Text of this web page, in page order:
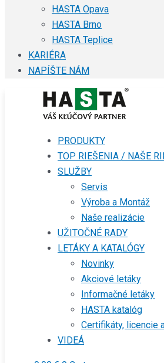
HASTA Opava
HASTA Brno
HASTA Teplice
KARIÉRA
NAPÍŠTE NÁM
PRODUKTY
TOP RIEŠENIA / NAŠE
SLUŽBY
Servis
Výroba a Montáž
Naše realizácie
UŽITOČNÉ RADY
LETÁKY A KATALÓGY
Novinky
Akciové letáky
Informačné letáky
HASTA katalóg
Certifikáty, licencie
VIDEÁ